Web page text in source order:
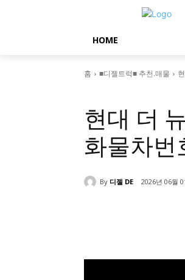
HOME
홈 ■디젤트럭■ 추천.매물
현대 더
화물차번
By 디젤 DE 2026년 06월